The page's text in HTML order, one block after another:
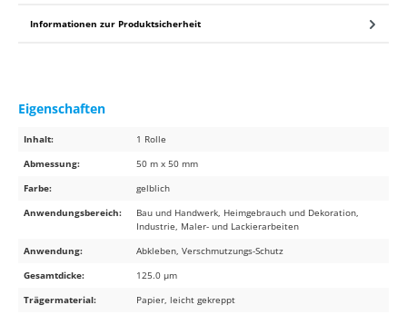
Informationen zur Produktsicherheit
Eigenschaften
Inhalt:
1 Rolle
Abmessung:
50 m x 50 mm
Farbe:
gelblich
Anwendungsbereich:
Bau und Handwerk, Heimgebrauch und Dekoration,
Industrie, Maler- und Lackierarbeiten
Anwendung:
Abkleben, Verschmutzungs-Schutz
Gesamtdicke:
125.0 µm
Trägermaterial:
Papier, leicht gekreppt